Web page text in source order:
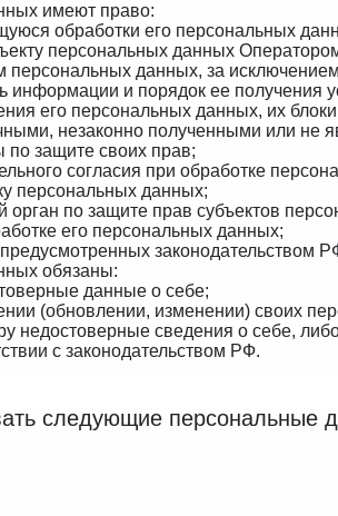
имеют право:
обработки его персональных
персональных данных
персональных данных, за
информации и порядок ее получения
его персональных данных, их
незаконно полученными или не
защите своих прав;
согласия при обработке
персональных данных;
по защите прав субъектов
его персональных данных;
законодательством
обязаны:
данные о себе;
(обновлении, изменении) своих
недостоверные сведения о себе,
с законодательством РФ.
следующие персональные